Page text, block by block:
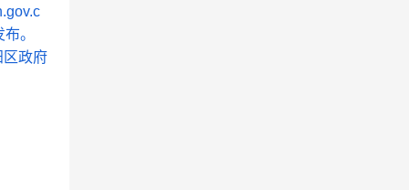
。
区政府